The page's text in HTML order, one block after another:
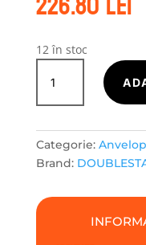
12 în stoc
Cantitate
DOUBLESTAR
MAXIMUM
195/55R15
85V
Categorie:
Brand: